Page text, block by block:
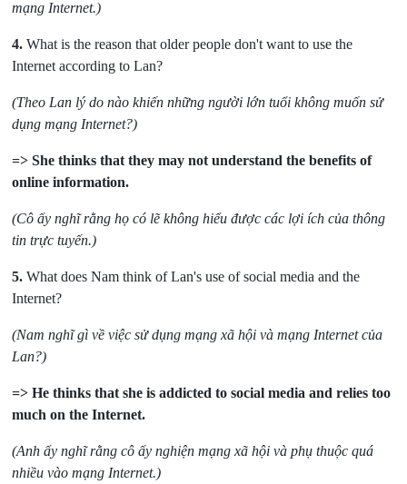
mạng Internet.)
4. What is the reason that older people don't want to use the
Internet according to Lan?
(Theo Lan lý do nào khiến những người lớn tuổi không muốn sử
dụng mạng Internet?)
=> She thinks that they may not understand the benefits of
online information.
(Cô ấy nghĩ rằng họ có lẽ không hiểu được các lợi ích của thông
tin trực tuyến.)
5. What does Nam think of Lan's use of social media and the
Internet?
(Nam nghĩ gì về việc sử dụng mạng xã hội và mạng Internet của
Lan?)
=> He thinks that she is addicted to social media and relies too
much on the Internet.
(Anh ấy nghĩ rằng cô ấy nghiện mạng xã hội và phụ thuộc quá
nhiều vào mạng Internet.)